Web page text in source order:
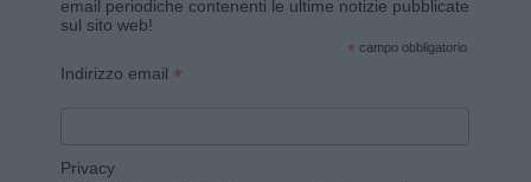
email periodiche contenenti le ultime notizie pubblicate
sul sito web!
* campo obbligatorio
Indirizzo email *
Privacy